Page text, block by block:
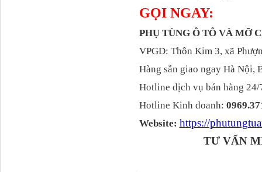
GỌI NGAY:
PHỤ TÙNG Ô TÔ VÀ MỠ
VPGD: Thôn Kim 3, xã
Hàng sẵn giao ngay Hà Nội,
Hotline dịch vụ bán hàng 24/
Hotline Kinh doanh:
Website: https://
TƯ VẤN